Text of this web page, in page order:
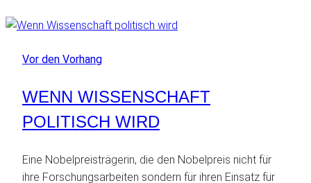
Vor den Vorhang
WENN WISSENSCHAFT
POLITISCH WIRD
Eine Nobelpreisträgerin, die den Nobelpreis nicht für
ihre Forschungsarbeiten sondern für ihren Einsatz für